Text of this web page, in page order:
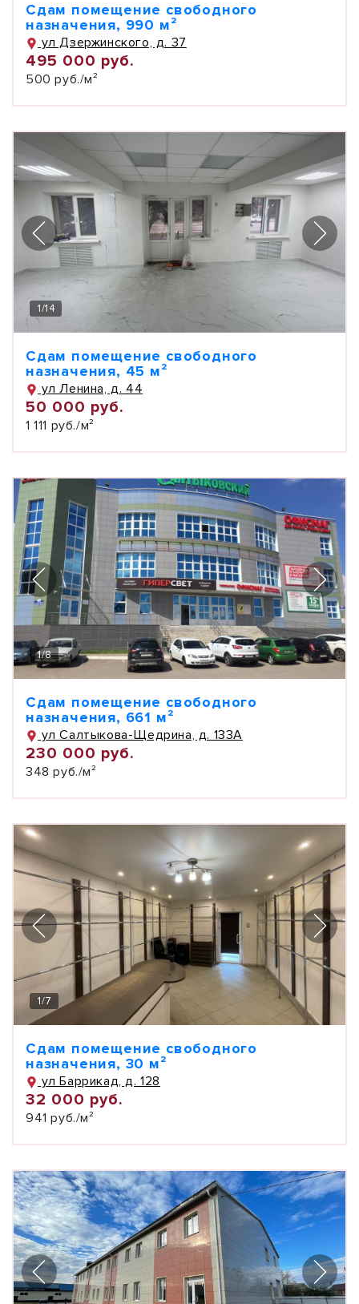
Сдам помещение свободного
назначения, 990 м²
ул Дзержинского, д. 37
495 000 руб.
500 руб./м²
1/14
Сдам помещение свободного
назначения, 45 м²
ул Ленина, д. 44
50 000 руб.
1 111 руб./м²
1/8
Сдам помещение свободного
назначения, 661 м²
ул Салтыкова-Щедрина, д. 133А
230 000 руб.
348 руб./м²
1/7
Сдам помещение свободного
назначения, 30 м²
ул Баррикад, д. 128
32 000 руб.
941 руб./м²